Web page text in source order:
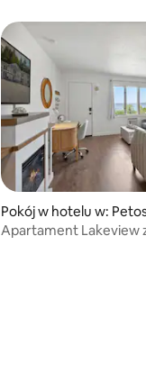
Pokój w hotelu w:
Apartament Lakeview